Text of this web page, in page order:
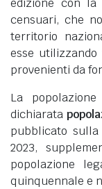
edizione con
censuari, che
territorio
esse
provenienti da
La
dichiarata
pubblicato
2023,
popolazione
quinquennale e